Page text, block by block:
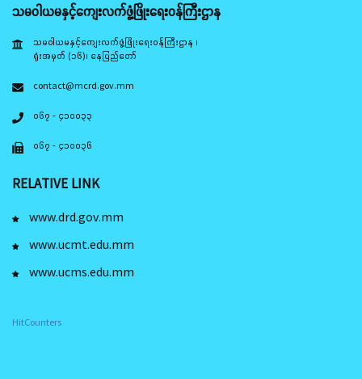
သမဝါယမနှင့်ကျေးလက်ဖွံ့ဖြိုးရေးဝန်ကြီးဌာန
သမဝါယမနှင့်ကျေးလက်ဖွံ့ဖြိုးရေးဝန်ကြီးဌာန ၊
ရုံးအမှတ် (၁၆)၊ နေပြည်တော်
contact@mcrd.gov.mm
၀၆၇ - ၄၁၀၀၃၃
၀၆၇ - ၄၁၀၀၃၆
RELATIVE LINK
www.drd.gov.mm
www.ucmt.edu.mm
www.ucms.edu.mm
HitCounters